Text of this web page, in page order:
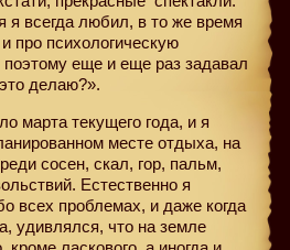
я всегда любил, в то же время
про психологическую
еще и еще раз задавал
делаю?».
марта текущего года, и я
месте отдыха, на
сосен, скал, гор, пальм,
Естественно я
всех проблемах, и даже когда
удивлялся, что на земле